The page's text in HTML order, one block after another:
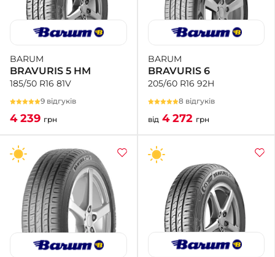
BARUM
BRAVURIS 5 HM
185/50 R16 81V
9 відгуків
4 239 грн
BARUM
BRAVURIS 6
205/60 R16 92H
8 відгуків
від 4 272 грн